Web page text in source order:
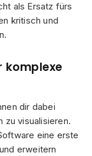
als Ersatz fürs
kritisch und
dir dabei
zu visualisieren.
eine erste
erweitern